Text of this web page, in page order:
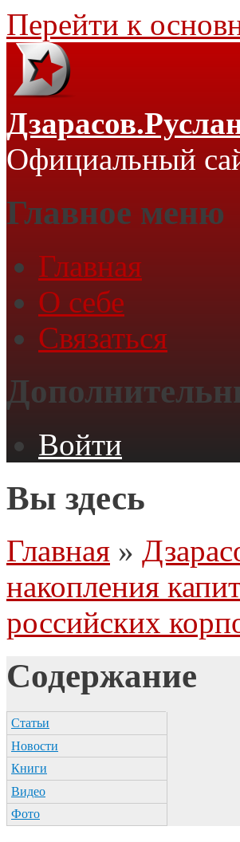
Перейти к
Официальный
Главное меню
Главная
О себе
Связаться
Войти
Вы здесь
Главная »
накопления
российских
Содержание
Статьи
Новости
Книги
Видео
Фото